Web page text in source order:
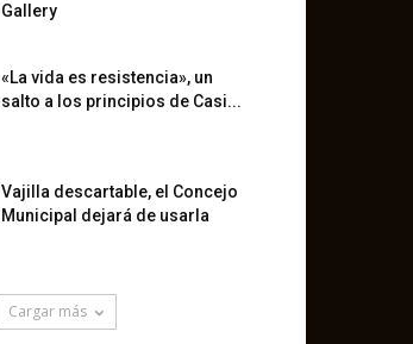
Gallery
«La vida es resistencia», un
salto a los principios de Casi...
Vajilla descartable, el Concejo
Municipal dejará de usarla
Cargar más